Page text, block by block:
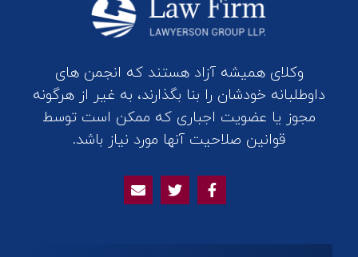
وکلای همیشه آزاد هستند که انجمن های
داوطلبانه خودشان را بنا بگذارند، به غیر از هرگونه
مجوز یا عضویت اجباری که ممکن است توسط
قوانین صلاحیت آنها مورد نیاز باشد.